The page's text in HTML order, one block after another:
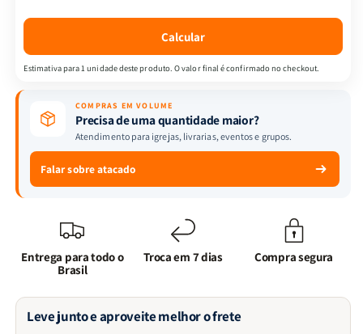
Jumbo
|
&amp;
Full
|
Capa
Preta
Marrom
Jumbo
|
&amp;
Full
Color
Capa
Marrom
Calcular
Estimativa para 1 unidade deste produto. O valor final é confirmado no checkout.
COMPRAS EM VOLUME
Precisa de uma quantidade maior?
Atendimento para igrejas, livrarias, eventos e grupos.
Falar sobre atacado
Entrega para todo o
Brasil
Troca em 7 dias Compra segura
Leve junto e aproveite melhor o frete